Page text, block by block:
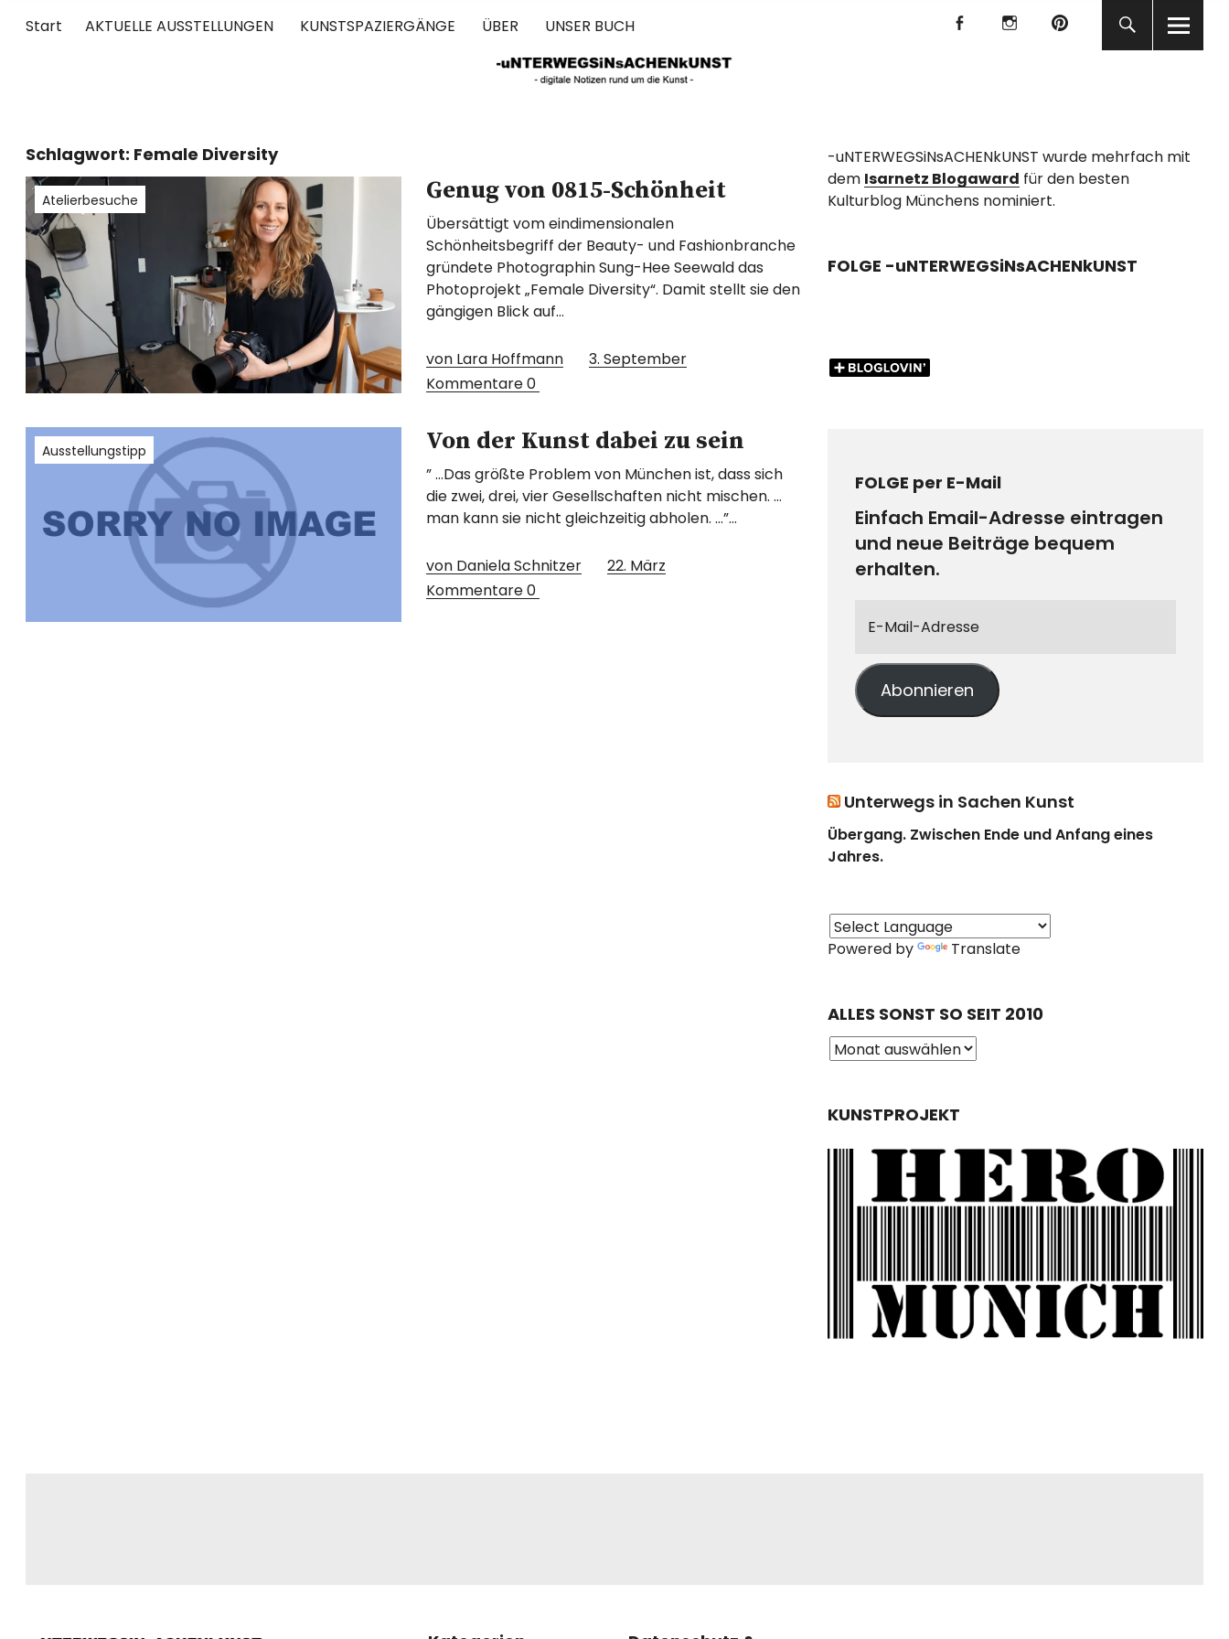
Start AKTUELLE AUSSTELLUNGEN KUNSTSPAZIERGÄNGE ÜBER UNSER BUCH
UNTERWEGS IN SACHEN KUNST
f I P
Schlagwort: Female Diversity
Atelierbesuche Genug von 0815-Schönheit
Übersättigt vom eindimensionalen
Schönheitsbegriff der Beauty- und Fashionbranche
gründete Photographin Sung-Hee Seewald das
Photoprojekt „Female Diversity“. Damit stellt sie den
gängigen Blick auf…
von Lara Hoffmann
3. September
Kommentare0
Ausstellungstipp Von der Kunst dabei zu sein
” …Das größte Problem von München ist, dass sich
die zwei, drei, vier Gesellschaften nicht mischen. …
man kann sie nicht gleichzeitig abholen. …”…
von Daniela Schnitzer
22. März
Kommentare0
-uNTERWEGSiNsACHENkUNST wurde mehrfach mit
dem Isarnetz Blogaward für den besten
Kulturblog Münchens nominiert.
FOLGE -uNTERWEGSiNsACHENkUNST
FOLGE per E-Mail
Einfach Email-Adresse eintragen
und neue Beiträge bequem
erhalten.
Abonnieren
Unterwegs in Sachen Kunst
Übergang. Zwischen Ende und Anfang eines
Jahres.
Powered by Translate
ALLES SONST SO SEIT 2010
KUNSTPROJEKT